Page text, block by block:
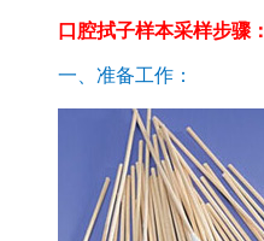
口腔拭子样本采样步骤：
一、准备工作：